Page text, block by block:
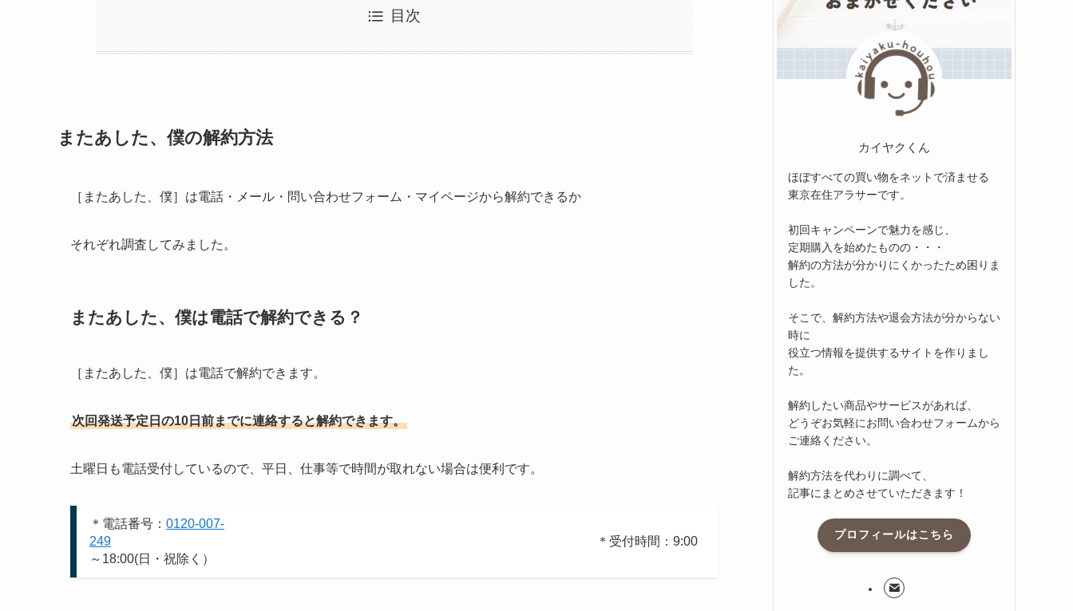
目次
またあした、僕の解約方法
［またあした、僕］は電話・メール・問い合わせフォーム・マイページから解約できるか
それぞれ調査してみました。
またあした、僕は電話で解約できる？
［またあした、僕］は電話で解約できます。
次回発送予定日の10日前までに連絡すると解約できます。
土曜日も電話受付しているので、平日、仕事等で時間が取れない場合は便利です。
＊電話番号： 0120-007-
249 ＊受付時間：9:00
～18:00(日・祝除く）
カイヤクくん
ほぼすべての買い物をネットで済ませる
東京在住アラサーです。
初回キャンペーンで魅力を感じ、
定期購入を始めたものの・・・
解約の方法が分かりにくかったため困りま
した。
そこで、解約方法や退会方法が分からない
時に
役立つ情報を提供するサイトを作りまし
た。
解約したい商品やサービスがあれば、
どうぞお気軽にお問い合わせフォームから
ご連絡ください。
解約方法を代わりに調べて、
記事にまとめさせていただきます！
プロフィールはこちら